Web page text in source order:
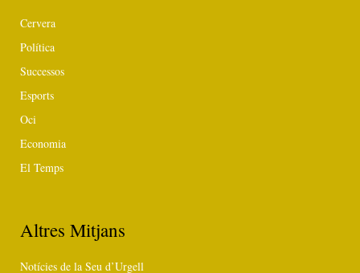
Cervera
Política
Successos
Esports
Oci
Economia
El Temps
Altres Mitjans
Notícies de la Seu d’Urgell